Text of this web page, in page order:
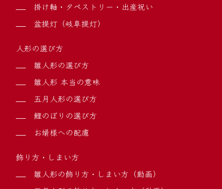
掛け軸・タペストリー・出産祝い
盆提灯（岐阜提灯）
人形の選び方
雛人形の選び方
雛人形 本当の意味
五月人形の選び方
鯉のぼりの選び方
お婿様への配慮
飾り方・しまい方
雛人形の飾り方・しまい方（動画）